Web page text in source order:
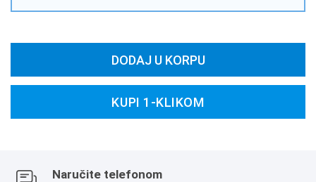
DODAJ U KORPU
KUPI 1-KLIKOM
Naručite telefonom